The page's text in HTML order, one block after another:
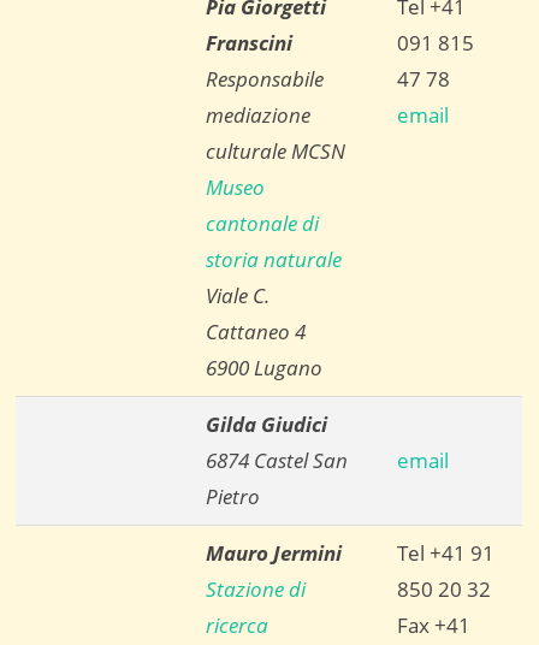
Pia Giorgetti
Franscini
Responsabile
mediazione
culturale MCSN
Museo
cantonale di
storia naturale
Viale C.
Cattaneo 4
6900 Lugano
Tel +41
091 815
47 78
email
Gilda Giudici
6874 Castel San
Pietro
email
Mauro Jermini
Stazione di
ricerca
Tel +41 91
850 20 32
Fax +41